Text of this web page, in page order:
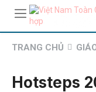
TRANG CHỦ
Hotsteps